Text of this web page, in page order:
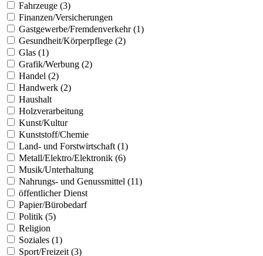
Fahrzeuge (3)
Finanzen/Versicherungen
Gastgewerbe/Fremdenverkehr (1)
Gesundheit/Körperpflege (2)
Glas (1)
Grafik/Werbung (2)
Handel (2)
Handwerk (2)
Haushalt
Holzverarbeitung
Kunst/Kultur
Kunststoff/Chemie
Land- und Forstwirtschaft (1)
Metall/Elektro/Elektronik (6)
Musik/Unterhaltung
Nahrungs- und Genussmittel (11)
öffentlicher Dienst
Papier/Bürobedarf
Politik (5)
Religion
Soziales (1)
Sport/Freizeit (3)